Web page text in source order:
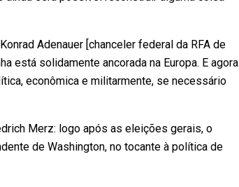
Adenauer [chanceler federal da RFA de
está solidamente ancorada na Europa. E agora
econômica e militarmente, se necessário
Merz: logo após as eleições gerais, o
de Washington, no tocante à política de